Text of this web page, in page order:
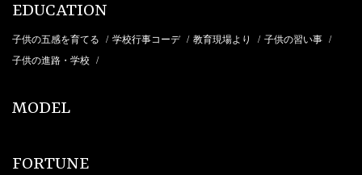
EDUCATION
子供の五感を育てる / 学校行事コーデ / 教育現場より / 子供の習い事 /
子供の進路・学校 /
MODEL
FORTUNE